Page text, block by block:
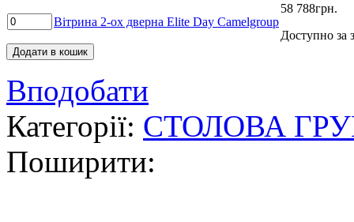
Вітрина 2-ох дверна Elite Day Camelgroup
58 788грн.
Доступно за
Додати в кошик
Вподобати
Категорії: СТОЛОВА
Поширити: